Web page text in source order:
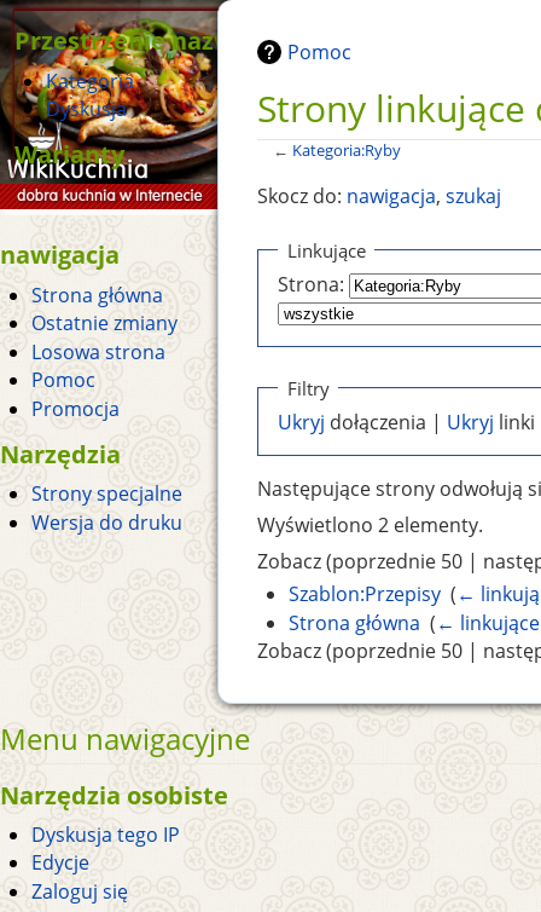
Pomoc
Strony linkujące
← Kategoria:Ryby
Skocz do: nawigacja, szukaj
Linkujące
Strona:
Filtry
Ukryj dołączenia | Ukryj
Następujące strony odwołują
Wyświetlono 2 elementy.
Zobacz (poprzednie 50 |
Szablon:Przepisy‎ (←
Strona główna (← linkujące
Zobacz (poprzednie 50 |
Menu nawigacyjne
Narzędzia osobiste
Dyskusja tego IP
Edycje
Zaloguj się
Przestrzenie nazw
Kategoria
Dyskusja
Warianty
nawigacja
Strona główna
Ostatnie zmiany
Losowa strona
Pomoc
Promocja
Narzędzia
Strony specjalne
Wersja do druku